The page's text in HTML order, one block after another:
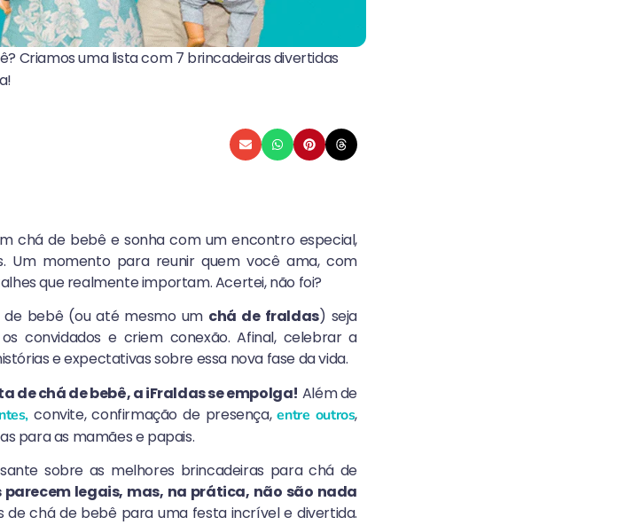
Criamos uma lista com 7 brincadeiras divertidas
chá de bebê e sonha com um encontro especial,
Um momento para reunir quem você ama, com
que realmente importam. Acertei, não foi?
de bebê (ou até mesmo um chá de fraldas) seja
convidados e criem conexão. Afinal, celebrar a
e expectativas sobre essa nova fase da vida.
de chá de bebê, a iFraldas se empolga! Além de
convite, confirmação de presença,entre outros,
para as mamães e papais.
sobre as melhores brincadeiras para chá de
legais, mas, na prática, não são nada
chá de bebê para uma festa incrível e divertida.